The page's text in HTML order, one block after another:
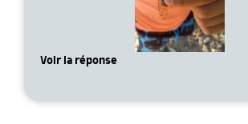
Voir la réponse